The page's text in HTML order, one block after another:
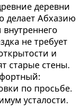
деревни
делает Абхазию
не требует
и
старые стены.
по просьбе.
усталости.